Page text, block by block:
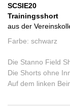
SCSIE20
Trainingsshort
aus der
Farbe: schwarz
Die Stanno Field
Die Shorts ohne
Auf dem linken